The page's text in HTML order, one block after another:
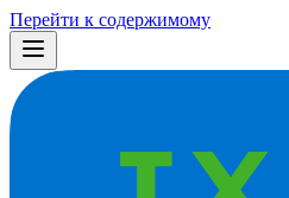
Перейти к содержимому